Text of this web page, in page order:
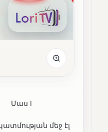
I
մեջ էլ